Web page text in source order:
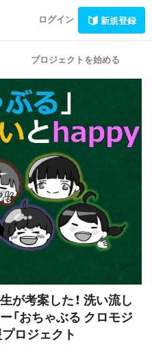
ログイン 新規登録
プロジェクトを始める
が考案した！ 洗い流し
「おちゃぶる クロモジ
ロジェクト